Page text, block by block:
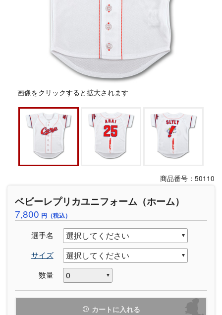
画像をクリックすると拡大されます
商品番号：50110
ベビーレプリカユニフォーム（ホーム）
7,800 円（税込）
選手名
サイズ
数量
カートに入れる